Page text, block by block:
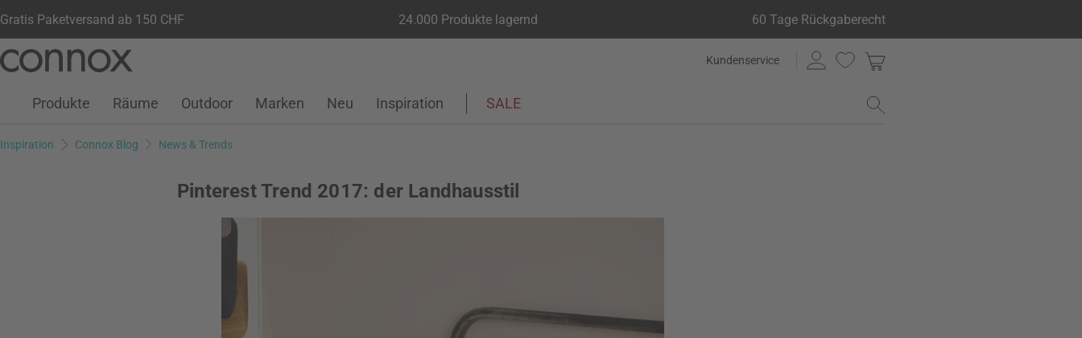
Gratis Paketversand ab 150 CHF 24.000 Produkte lagernd 60 Tage Rückgaberecht
Seiteninhalt
Suchfeld
Kundenservice
Kundenkonto
Wunschliste
Warenkorb
Produkte Räume Outdoor Marken Neu Inspiration SALE
Inspiration Connox Blog News & Trends
Pinterest Trend 2017: der Landhausstil